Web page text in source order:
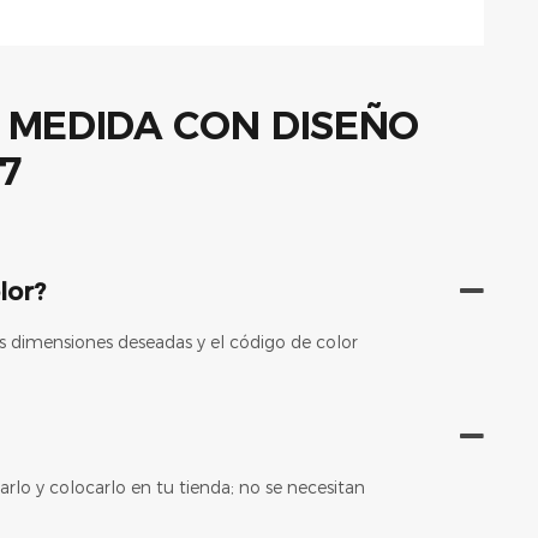
deseadas y el código de color
y colocarlo en tu tienda; no se necesitan